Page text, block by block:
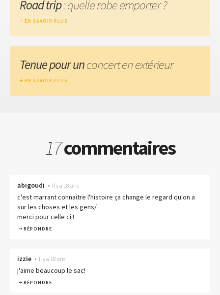
Road trip: quelle robe emporter ?
EN SAVOIR PLUS
Tenue pour unconcert en extérieur
EN SAVOIR PLUS
17commentaires
abigoudi • Il y a 18 ans
c'est marrant connaitre l'histoire ça change le regard qu'on a
sur les choses et les gens/
merci pour celle ci !
RÉPONDRE
izzie • Il y a 18 ans
j'aime beaucoup le sac!
RÉPONDRE